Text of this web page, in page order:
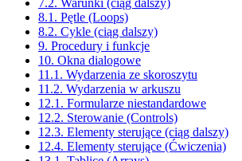
7.2. Warunki (ciąg dalszy)
8.1. Pętle (Loops)
8.2. Cykle (ciąg dalszy)
9. Procedury i funkcje
10. Okna dialogowe
11.1. Wydarzenia ze skoroszytu
11.2. Wydarzenia w arkuszu
12.1. Formularze niestandardowe
12.2. Sterowanie (Controls)
12.3. Elementy sterujące (ciąg dalszy)
12.4. Elementy sterujące (Ćwiczenia)